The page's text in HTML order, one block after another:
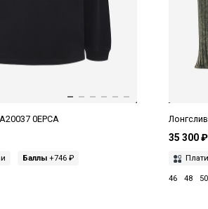
0EPCA
Баллы +746 ₽
35 300 ₽
46 48 50